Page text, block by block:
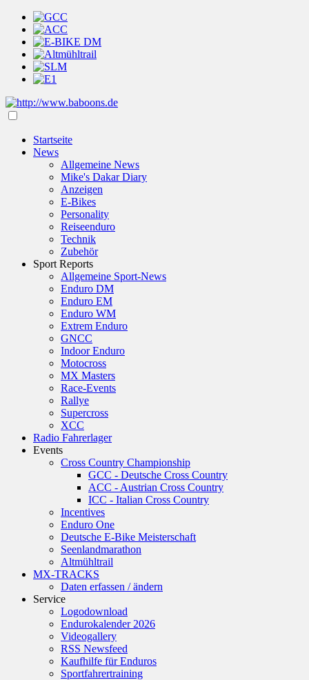
Startseite
News
Allgemeine News
Mike's Dakar Diary
Anzeigen
E-Bikes
Personality
Reiseenduro
Technik
Zubehör
Sport Reports
Allgemeine Sport-News
Enduro DM
Enduro EM
Enduro WM
Extrem Enduro
GNCC
Indoor Enduro
Motocross
MX Masters
Race-Events
Rallye
Supercross
XCC
Radio Fahrerlager
Events
Cross Country Championship
GCC - Deutsche Cross Country
ACC - Austrian Cross Country
ICC - Italian Cross Country
Incentives
Enduro One
Deutsche E-Bike Meisterschaft
Seenlandmarathon
Altmühltrail
MX-TRACKS
Daten erfassen / ändern
Service
Logodownload
Endurokalender 2026
Videogallery
RSS Newsfeed
Kaufhilfe für Enduros
Sportfahrertraining